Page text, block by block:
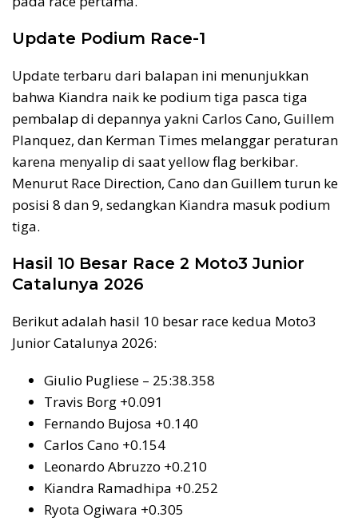
Update Podium Race-1
Update terbaru dari balapan ini menunjukkan
bahwa Kiandra naik ke podium tiga pasca tiga
pembalap di depannya yakni Carlos Cano, Guillem
Planquez, dan Kerman Times melanggar peraturan
karena menyalip di saat yellow flag berkibar.
Menurut Race Direction, Cano dan Guillem turun ke
posisi 8 dan 9, sedangkan Kiandra masuk podium
tiga.
Hasil 10 Besar Race 2 Moto3 Junior
Catalunya 2026
Berikut adalah hasil 10 besar race kedua Moto3
Junior Catalunya 2026:
Giulio Pugliese – 25:38.358
Travis Borg +0.091
Fernando Bujosa +0.140
Carlos Cano +0.154
Leonardo Abruzzo +0.210
Kiandra Ramadhipa +0.252
Ryota Ogiwara +0.305